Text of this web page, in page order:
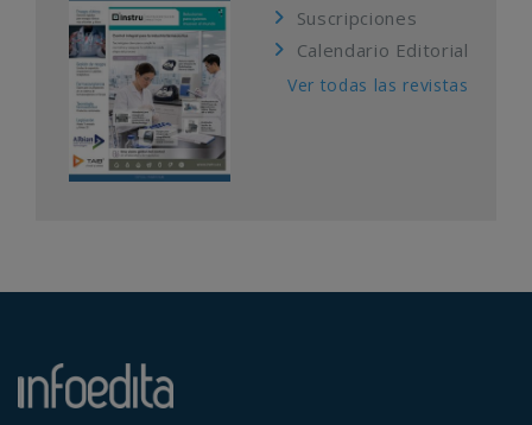
Suscripciones
Calendario Editorial
Ver todas las revistas